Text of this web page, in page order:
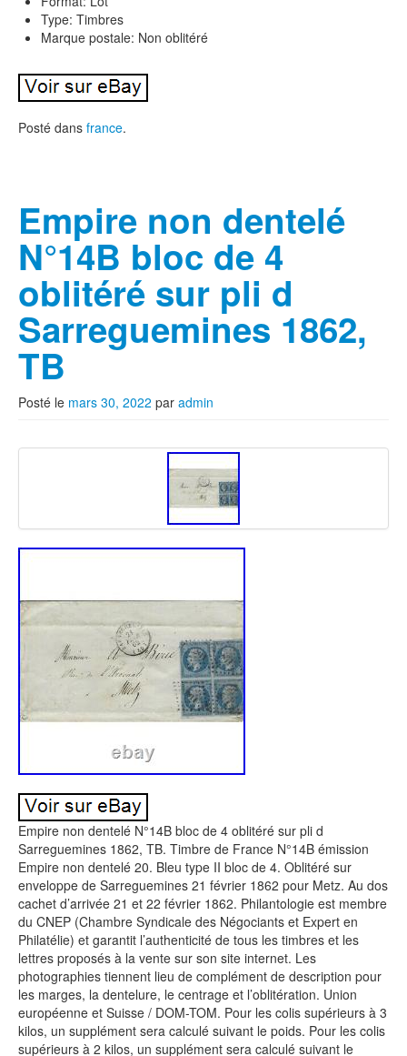
Type: Timbres
Marque postale: Non oblitéré
Posté dans france.
Empire non dentelé
N°14B bloc de 4
oblitéré sur pli d
Sarreguemines 1862,
TB
Posté le mars 30, 2022 par admin
Empire non dentelé N°14B bloc de 4 oblitéré sur pli d
Sarreguemines 1862, TB. Timbre de France N°14B émission
Empire non dentelé 20. Bleu type II bloc de 4. Oblitéré sur
enveloppe de Sarreguemines 21 février 1862 pour Metz. Au dos
cachet d’arrivée 21 et 22 février 1862. Philantologie est membre
du CNEP (Chambre Syndicale des Négociants et Expert en
Philatélie) et garantit l’authenticité de tous les timbres et les
lettres proposés à la vente sur son site internet. Les
photographies tiennent lieu de complément de description pour
les marges, la dentelure, le centrage et l’oblitération. Union
européenne et Suisse / DOM-TOM. Pour les colis supérieurs à 3
kilos, un supplément sera calculé suivant le poids. Pour les colis
supérieurs à 2 kilos, un supplément sera calculé suivant le